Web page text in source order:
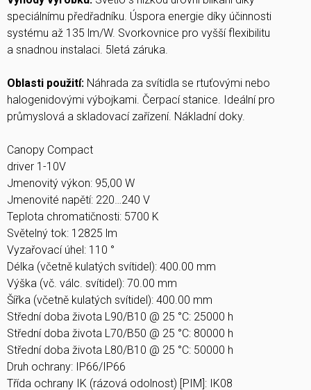
speciálnímu předřadníku. Úspora energie díky účinnosti
systému až 135 lm/W. Svorkovnice pro vyšší flexibilitu
a snadnou instalaci. 5letá záruka.
Oblasti použití: Náhrada za svítidla se rtuťovými nebo
halogenidovými výbojkami. Čerpací stanice. Ideální pro
průmyslová a skladovací zařízení. Nákladní doky.
Canopy Compact
driver 1-10V
Jmenovitý výkon: 95,00 W
Jmenovité napětí: 220…240 V
Teplota chromatičnosti: 5700 K
Světelný tok: 12825 lm
Vyzařovací úhel: 110 °
Délka (včetně kulatých svítidel): 400.00 mm
Výška (vč. válc. svítidel): 70.00 mm
Šířka (včetně kulatých svítidel): 400.00 mm
Střední doba života L90/B10 @ 25 °C: 25000 h
Střední doba života L70/B50 @ 25 °C: 80000 h
Střední doba života L80/B10 @ 25 °C: 50000 h
Druh ochrany: IP66/IP66
Třída ochrany IK (rázová odolnost) [PIM]: IK08